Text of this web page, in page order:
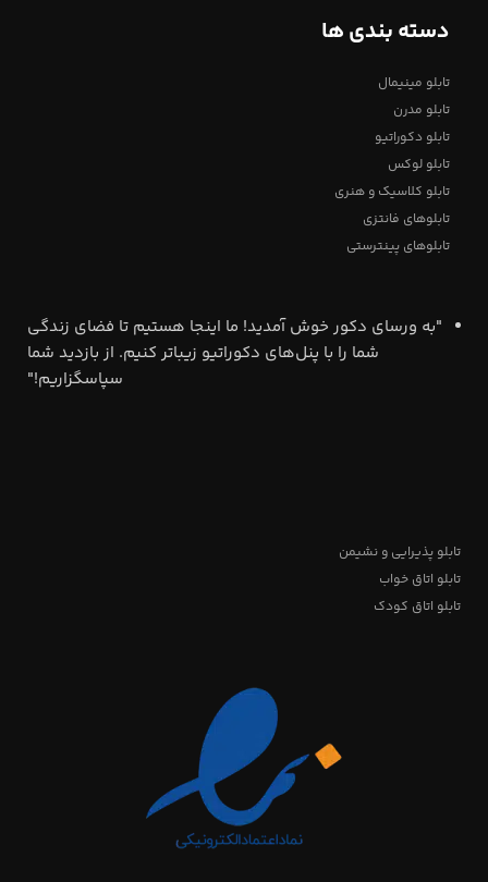
دسته بندی ها
تابلو مینیمال
تابلو مدرن
تابلو دکوراتیو
تابلو لوکس
تابلو کلاسیک و هنری
تابلوهای فانتزی
تابلوهای پینترستی
"به ورسای دکور خوش آمدید! ما اینجا هستیم تا فضای زندگی
شما را با پنل‌های دکوراتیو زیباتر کنیم. از بازدید شما
سپاسگزاریم!"
تابلو پذیرایی و نشیمن
تابلو اتاق خواب
تابلو اتاق کودک